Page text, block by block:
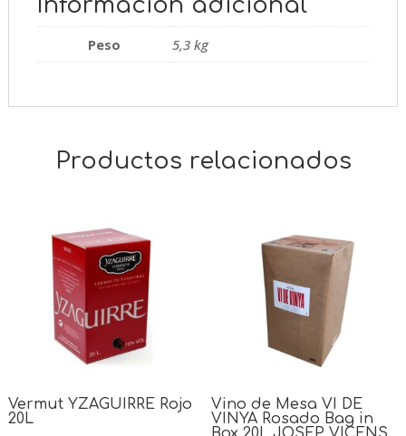
Peso 5,3 kg
Productos relacionados
Vermut YZAGUIRRE Rojo
20L
Vino de Mesa VI DE
VINYA Rosado Bag in